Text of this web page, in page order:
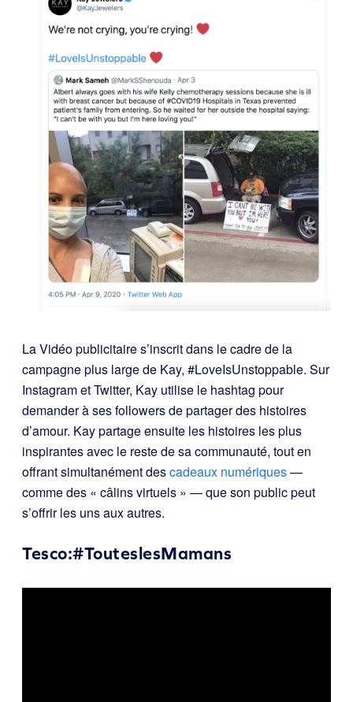
La Vidéo publicitaire s’inscrit dans le cadre de la
campagne plus large de Kay, #LoveIsUnstoppable. Sur
Instagram et Twitter, Kay utilise le hashtag pour
demander à ses followers de partager des histoires
d’amour. Kay partage ensuite les histoires les plus
inspirantes avec le reste de sa communauté, tout en
offrant simultanément descadeaux numériques—
comme des « câlins virtuels » — que son public peut
s’offrir les uns aux autres.
Tesco:#TouteslesMamans